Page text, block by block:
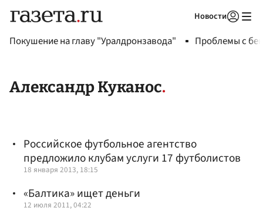
Новости
Покушение на главу "Уралдронзавода" Проблемы с
Александр Куканос
Российское футбольное агентство
предложило клубам услуги 17 футболистов
18 января 2013, 18:15
«Балтика» ищет деньги
12 июля 2011, 04:22